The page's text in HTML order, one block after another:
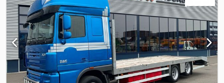
mm, totale breedte:2.550 mm, totale hoogte:3.310 mm,
Bouwjaar:2020, Uitrusting:ABS, aanhangwagenkoppeling,
airconditioning, cruise control, elektrisch verstelbare spiegel,
elektrische raamverstelling, tractieregeling, = Aanvullende
opties en accessoires = - Achteruitrij camera - Digitale
tachograaf - Halogeen - Handmatig - Hydraulische installatie -
Korte cabine - Laneassist - Lier - Pomp - PTO - Radio/cassette -
stof - Tachograaf - Verwarmde spiegels = Bijzonderheden =